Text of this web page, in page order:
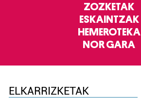
ZOZKETAK
ESKAINTZAK
HEMEROTEKA
NOR GARA
ELKARRIZKETAK